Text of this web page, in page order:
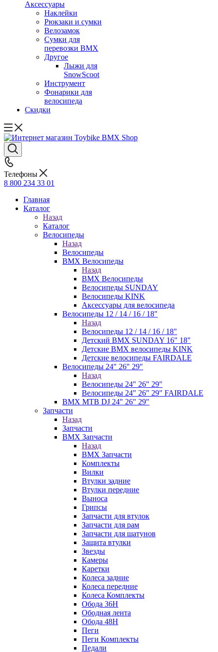
Аксессуары
Наклейки
Рюкзаки и сумки
Велозамок
Сумки для
перевозки BMX
Другое
Лыжи для
SnowScoot
Инструмент
Фонарики для
велосипеда
Скидки
Телефоны
8 800 234 33 01
Главная
Каталог
Назад
Каталог
Велосипеды
Назад
Велосипеды
BMX Велосипеды
Назад
BMX Велосипеды
Велосипеды SUNDAY
Велосипеды KINK
Аксессуары для велосипеда
Велосипеды 12 / 14 / 16 / 18"
Назад
Велосипеды 12 / 14 / 16 / 18"
Детский BMX SUNDAY 16" 18"
Детские BMX велосипеды KINK
Детские велосипеды FAIRDALE
Велосипеды 24" 26" 29"
Назад
Велосипеды 24" 26" 29"
Велосипеды 24" 26" 29" FAIRDALE
BMX MTB DJ 24" 26" 29"
Запчасти
Назад
Запчасти
BMX Запчасти
Назад
BMX Запчасти
Комплекты
Вилки
Втулки задние
Втулки передние
Выноса
Грипсы
Запчасти для втулок
Запчасти для рам
Запчасти для шатунов
Защита втулки
Звезды
Камеры
Каретки
Колеса задние
Колеса передние
Колеса Комплекты
Обода 36H
Ободная лента
Обода 48H
Пеги
Пеги Комплекты
Педали